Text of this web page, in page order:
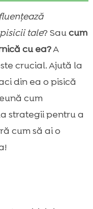
asupra ta
pisicii
medii
pisicii la vârste
pașii cheie
a pisicii
tale? Saucum
cu ea?A
crucial. Ajută la
din ea o pisică
cum
strategii pentru a
cum să ai o